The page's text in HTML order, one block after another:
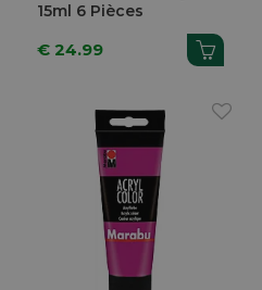
15ml 6 Pièces
€ 24.99